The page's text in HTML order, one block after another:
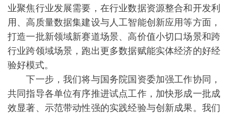
业聚焦行业发展需要，在行业数据资源整合和开发利
用、高质量数据集建设与人工智能创新应用等方面，
打造一批新领域新赛道场景、高价值小切口场景和跨
行业跨领域场景，跑出更多数据赋能实体经济的好经
验好模式。
下一步，我们将与国务院国资委加强工作协同，
共同指导各单位有序推进试点工作，加快形成一批成
效显著、示范带动性强的实践经验与创新成果。我们